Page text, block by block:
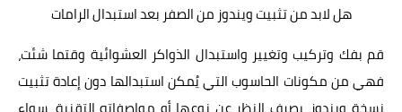
هل لابد من تثبيت ويندوز من الصفر بعد استبدال الرامات
قم بفك وتركيب وتغيير واستبدال الذواكر العشوائية وقتما شئت،
فهي من مكونات الحاسوب التي يُمكن استبدالها دون إعادة تثبيت